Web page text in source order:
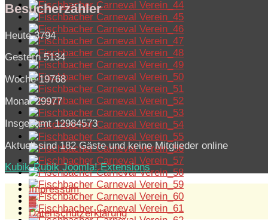
Besucherzähler
Heute3794
Gestern5134
Woche19768
Monat29977
Insgesamt12984573
Aktuell sind 182 Gäste und keine Mitglieder online
Kubik-Rubik Joomla! Extensions
Impressum
▓
Datenschutzerklärung